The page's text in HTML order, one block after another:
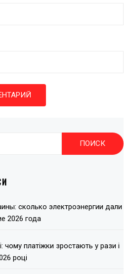
сколько электроэнергии дали
2026 года
чому платіжки зростають у рази і
році